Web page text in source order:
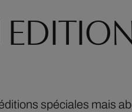
spéciales mais